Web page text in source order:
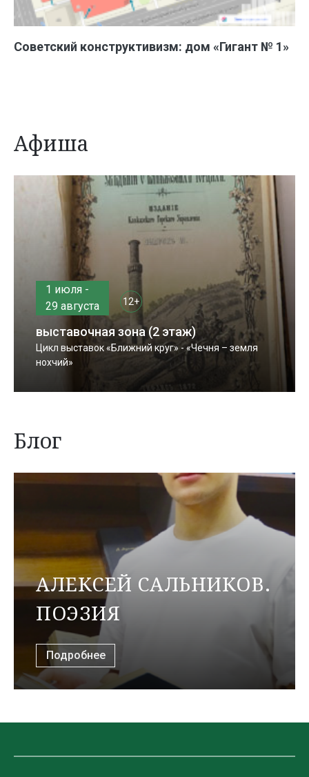
Советский конструктивизм: дом «Гигант № 1»
Афиша
1 июля -
29 августа
12+
выставочная зона (2 этаж)
Цикл выставок «Ближний круг» - «Чечня – земля
нохчий»
Блог
АЛЕКСЕЙ САЛЬНИКОВ.
ПОЭЗИЯ
Подробнее